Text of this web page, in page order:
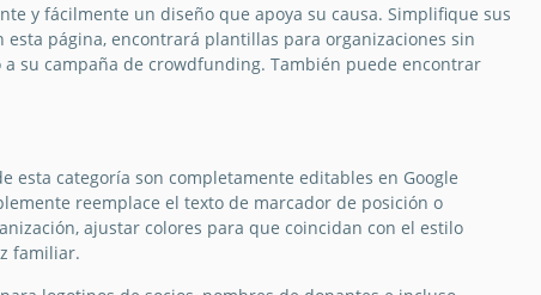
de
para
de
de béisbol
y fácilmente un diseño que apoya su causa. Simplifique sus
página, encontrará plantillas para organizaciones sin
su campaña de crowdfunding. También puede encontrar
esta categoría son completamente editables en Google
reemplace el texto de marcador de posición o
ajustar colores para que coincidan con el estilo
familiar.